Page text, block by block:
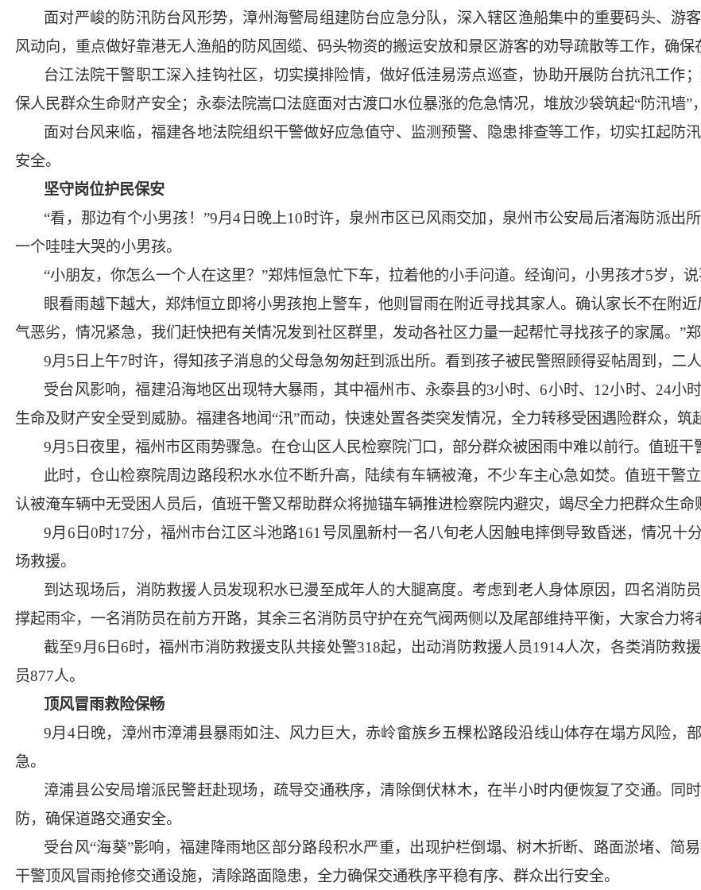
面对严峻的防汛防台风形势，漳州海警局组建防台应急分队，深入辖区渔船集中的重要码头、游
风动向，重点做好靠港无人渔船的防风固缆、码头物资的搬运安放和景区游客的劝导疏散等工作，确保
台江法院干警职工深入挂钩社区，切实摸排险情，做好低洼易涝点巡查，协助开展防台抗汛工作
保人民群众生命财产安全；永泰法院嵩口法庭面对古渡口水位暴涨的危急情况，堆放沙袋筑起“防汛
面对台风来临，福建各地法院组织干警做好应急值守、监测预警、隐患排查等工作，切实扛起防
安全。
坚守岗位护民保安
“看，那边有个小男孩！”9月4日晚上10时许，泉州市区已风雨交加，泉州市公安局后渚海防派出
一个哇哇大哭的小男孩。
“小朋友，你怎么一个人在这里？”郑炜恒急忙下车，拉着他的小手问道。经询问，小男孩才5岁，
眼看雨越下越大，郑炜恒立即将小男孩抱上警车，他则冒雨在附近寻找其家人。确认家长不在附
气恶劣，情况紧急，我们赶快把有关情况发到社区群里，发动各社区力量一起帮忙寻找孩子的家属。”
9月5日上午7时许，得知孩子消息的父母急匆匆赶到派出所。看到孩子被民警照顾得妥帖周到，二
受台风影响，福建沿海地区出现特大暴雨，其中福州市、永泰县的3小时、6小时、12小时、24小
生命及财产安全受到威胁。福建各地闻“汛”而动，快速处置各类突发情况，全力转移受困遇险群众，筑
9月5日夜里，福州市区雨势骤急。在仓山区人民检察院门口，部分群众被困雨中难以前行。值班干
此时，仓山检察院周边路段积水水位不断升高，陆续有车辆被淹，不少车主心急如焚。值班干警
认被淹车辆中无受困人员后，值班干警又帮助群众将抛锚车辆推进检察院内避灾，竭尽全力把群众生命
9月6日0时17分，福州市台江区斗池路161号凤凰新村一名八旬老人因触电摔倒导致昏迷，情况十
场救援。
到达现场后，消防救援人员发现积水已漫至成年人的大腿高度。考虑到老人身体原因，四名消防
撑起雨伞，一名消防员在前方开路，其余三名消防员守护在充气阀两侧以及尾部维持平衡，大家合力将
截至9月6日6时，福州市消防救援支队共接处警318起，出动消防救援人员1914人次，各类消防救
员877人。
顶风冒雨救险保畅
9月4日晚，漳州市漳浦县暴雨如注、风力巨大，赤岭畲族乡五棵松路段沿线山体存在塌方风险，
急。
漳浦县公安局增派民警赶赴现场，疏导交通秩序，清除倒伏林木，在半小时内便恢复了交通。同
防，确保道路交通安全。
受台风“海葵”影响，福建降雨地区部分路段积水严重，出现护栏倒塌、树木折断、路面淤堵、简
干警顶风冒雨抢修交通设施，清除路面隐患，全力确保交通秩序平稳有序、群众出行安全。